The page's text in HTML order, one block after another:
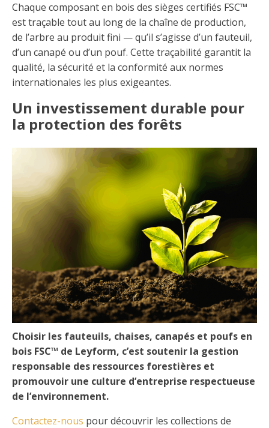
Chaque composant en bois des sièges certifiés FSC™
est traçable tout au long de la chaîne de production,
de l’arbre au produit fini — qu’il s’agisse d’un fauteuil,
d’un canapé ou d’un pouf. Cette traçabilité garantit la
qualité, la sécurité et la conformité aux normes
internationales les plus exigeantes.
Un investissement durable pour
la protection des forêts
Choisir les fauteuils, chaises, canapés et poufs en
bois FSC™ de Leyform, c’est soutenir la gestion
responsable des ressources forestières et
promouvoir une culture d’entreprise respectueuse
de l’environnement.
Contactez-nous pour découvrir les collections de